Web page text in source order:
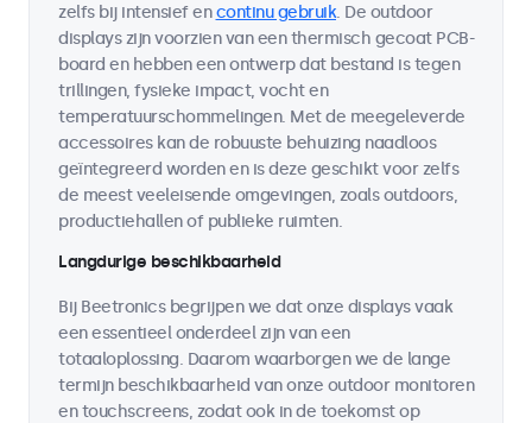
zelfs bij intensief encontinu gebruik. De outdoor
displays zijn voorzien van een thermisch gecoat PCB-
board en hebben een ontwerp dat bestand is tegen
trillingen, fysieke impact, vocht en
temperatuurschommelingen. Met de meegeleverde
accessoires kan de robuuste behuizing naadloos
geïntegreerd worden en is deze geschikt voor zelfs
de meest veeleisende omgevingen, zoals outdoors,
productiehallen of publieke ruimten.
Langdurige beschikbaarheid
Bij Beetronics begrijpen we dat onze displays vaak
een essentieel onderdeel zijn van een
totaaloplossing. Daarom waarborgen we de lange
termijn beschikbaarheid van onze outdoor monitoren
en touchscreens, zodat ook in de toekomst op